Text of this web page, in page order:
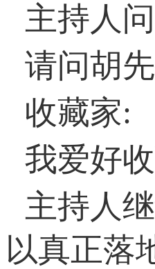
主持人
请问胡
收藏家:
我爱好
主持人
以真正落